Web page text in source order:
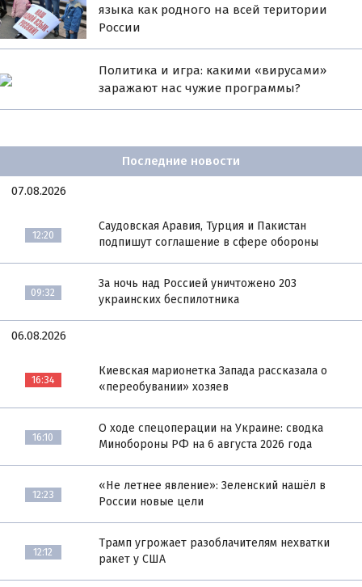
языка как родного на всей територии
России
Политика и игра: какими «вирусами»
заражают нас чужие программы?
Последние новости
07.08.2026
12:20
Саудовская Аравия, Турция и Пакистан
подпишут соглашение в сфере обороны
09:32
За ночь над Россией уничтожено 203
украинских беспилотника
06.08.2026
16:34
Киевская марионетка Запада рассказала о
«переобувании» хозяев
16:10
О ходе спецоперации на Украине: сводка
Минобороны РФ на 6 августа 2026 года
12:23
«Не летнее явление»: Зеленский нашёл в
России новые цели
12:12
Трамп угрожает разоблачителям нехватки
ракет у США